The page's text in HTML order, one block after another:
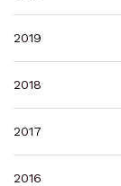
2019
2018
2017
2016